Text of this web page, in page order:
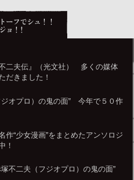
二夫伝』（光文社） 多くの媒体
だきました！
ジオプロ）の鬼の面” 今年で５０作
作“少女漫画”をまとめたアンソロジ
！
不二夫（フジオプロ）の鬼の面”